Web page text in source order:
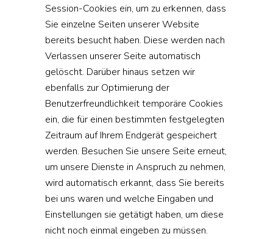
Session-Cookies ein, um zu erkennen, dass
Sie einzelne Seiten unserer Website
bereits besucht haben. Diese werden nach
Verlassen unserer Seite automatisch
gelöscht. Darüber hinaus setzen wir
ebenfalls zur Optimierung der
Benutzerfreundlichkeit temporäre Cookies
ein, die für einen bestimmten festgelegten
Zeitraum auf Ihrem Endgerät gespeichert
werden. Besuchen Sie unsere Seite erneut,
um unsere Dienste in Anspruch zu nehmen,
wird automatisch erkannt, dass Sie bereits
bei uns waren und welche Eingaben und
Einstellungen sie getätigt haben, um diese
nicht noch einmal eingeben zu müssen.